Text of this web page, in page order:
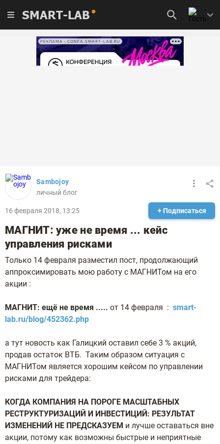
SMART-LAB
РЕКЛАМА • CONFA.SMART-LAB.RU
Sambojoy
личный блог
16 февраля 2018, 13:25 + Подписаться
МАГНИТ: уже не время ... кейс
управления рисками
Только 14 февраля разместил пост, продолжающий
аппроксимировать мою работу с МАГНИТом на его
акции :
МАГНИТ: ещё не время ..... от 14 февраля : smart-
lab.ru/blog/452362.php
а тут новость как Галицкий оставил себе 3 % акций,
продав остаток ВТБ. Таким образом ситуация с
МАГНИТом является хорошим кейсом по управлении
рисками для трейдера:
КОГДА КОМПАНИЯ НА ПОРОГЕ МАСШТАБНЫХ
РЕСТРУКТУРИЗАЦИЙ И ИНВЕСТИЦИЙ: РЕЗУЛЬТАТ
ИЗМЕНЕНИЙ НЕ ПРЕДСКАЗУЕМ и лучше оставаться вне
акции, потому как возможны быстрые и неприятные